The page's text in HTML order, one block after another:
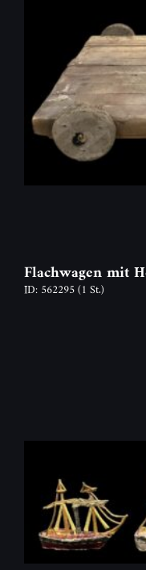
Flachwagen mit
ID: 562295(1 St.)